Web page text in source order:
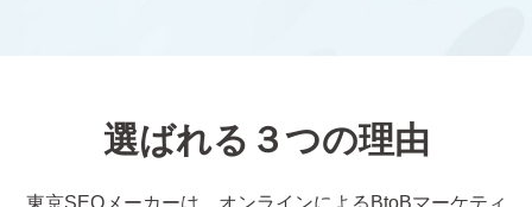
選ばれる３つの理由
東京SEOメーカーは、オンラインによるBtoBマーケティ